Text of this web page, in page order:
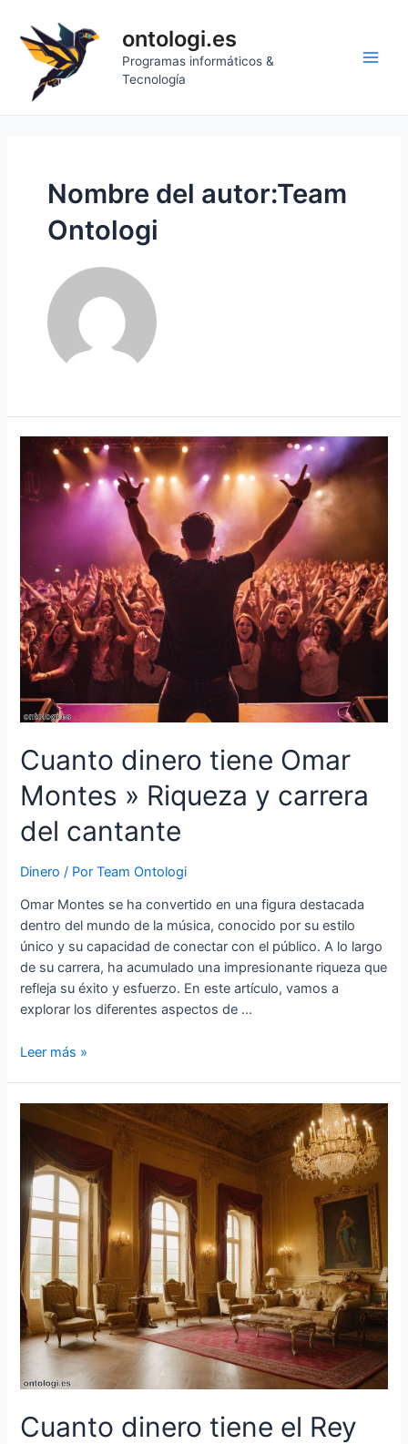
contenido
ontologi.es
Programas informáticos &
Tecnología
Nombre del autor:Team
Ontologi
Cuanto dinero tiene Omar
Montes » Riqueza y carrera
del cantante
Dinero / PorTeam Ontologi
Omar Montes se ha convertido en una figura destacada
dentro del mundo de la música, conocido por su estilo
único y su capacidad de conectar con el público. A lo largo
de su carrera, ha acumulado una impresionante riqueza que
refleja su éxito y esfuerzo. En este artículo, vamos a
explorar los diferentes aspectos de …
Cuanto
Omar
Montes
Riqueza
y
carrera
del
cantante
Leer más »
Cuanto dinero tiene el Rey